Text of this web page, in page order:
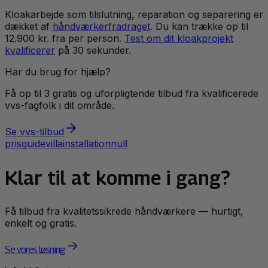
Kloakarbejde som tilslutning, reparation og separering er
dækket af håndværkerfradraget. Du kan trække op til
12.900 kr. fra per person. Test om dit kloakprojekt
kvalificerer på 30 sekunder.
Har du brug for hjælp?
Få op til 3 gratis og uforpligtende tilbud fra kvalificerede
vvs-fagfolk i dit område.
Se vvs-tilbud
prisguidevillainstallationnull
Klar til at komme i gang?
Få tilbud fra kvalitetssikrede håndværkere — hurtigt,
enkelt og gratis.
Se vores løsning